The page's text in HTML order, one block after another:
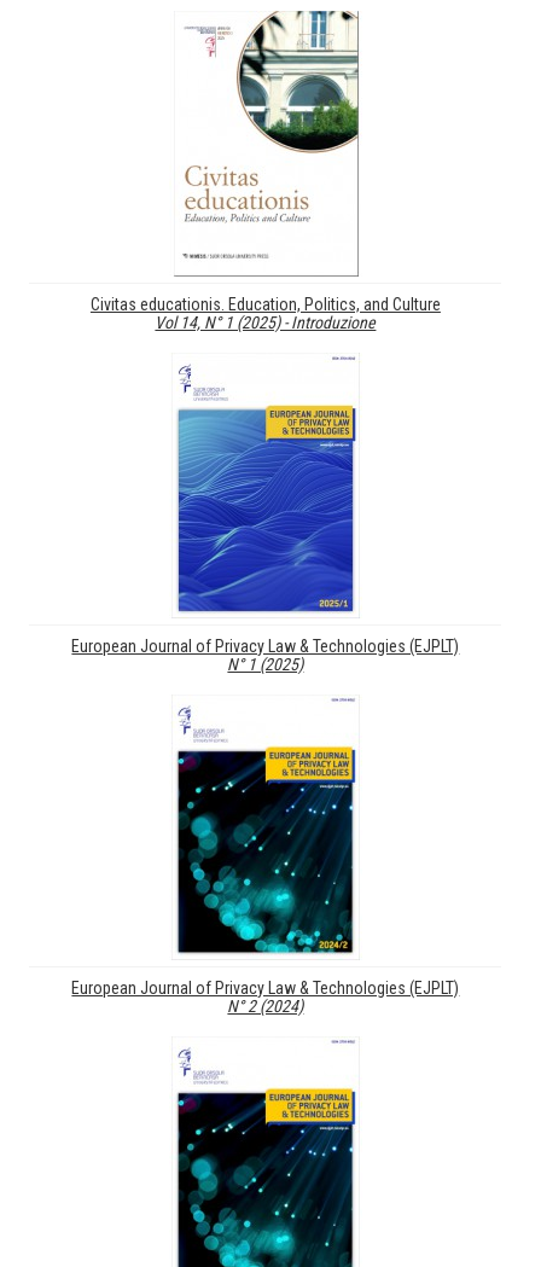
Civitas educationis. Education, Politics, and Culture
Vol 14, N° 1 (2025) - Introduzione
European Journal of Privacy Law & Technologies (EJPLT)
N° 1 (2025)
European Journal of Privacy Law & Technologies (EJPLT)
N° 2 (2024)